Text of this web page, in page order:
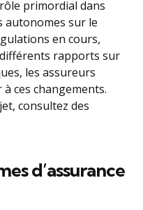
primordial dans
autonomes sur le
en cours,
différents rapports sur
les assureurs
ces changements.
consultez des
d’assurance